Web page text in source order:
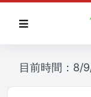
目前時間：8/